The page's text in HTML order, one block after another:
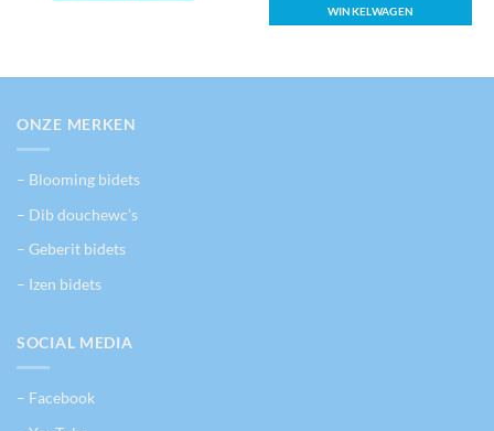
optie
gekozen
op
WINKELWAGEN
ONZE MERKEN
– Blooming bidets
– Dib douchewc’s
– Geberit bidets
– Izen bidets
SOCIAL MEDIA
– Facebook